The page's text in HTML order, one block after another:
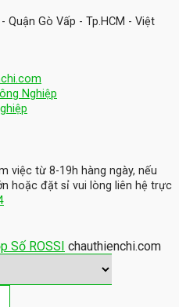
Gò Vấp - Tp.HCM - Việt
Nghiệp
việc từ 8-19h hàng ngày, nếu
hoặc đặt sỉ vui lòng liên hệ trực
Số ROSSI chauthienchi.com